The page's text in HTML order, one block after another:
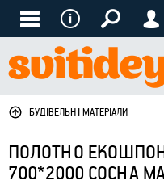
БУДІВЕЛЬНІ МАТЕРІАЛИ
ПОЛОТНО ЕКОШПОН
700*2000 СОСНА